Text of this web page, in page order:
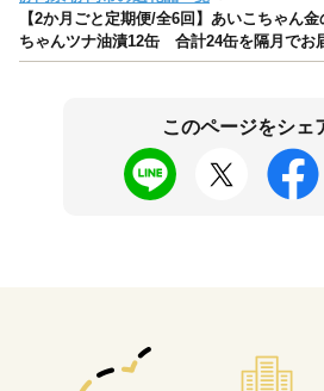
【2か月ごと定期便/全6回】あいこちゃん
ちゃんツナ油漬12缶 合計24缶を隔月でお
このページをシェ